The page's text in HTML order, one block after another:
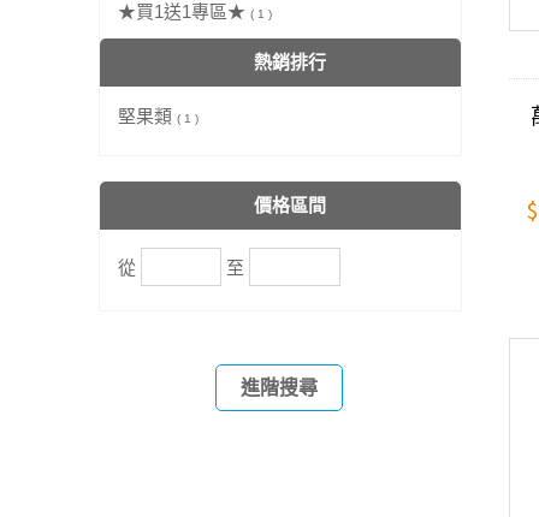
★買1送1專區★ ( 1 )
熱銷排行
堅果類 ( 1 )
價格區間
從 至
進階搜尋